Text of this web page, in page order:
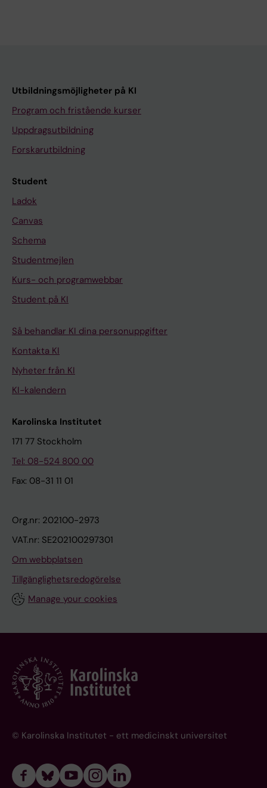
Utbildningsmöjligheter på KI
Program och fristående kurser
Uppdragsutbildning
Forskarutbildning
Student
Ladok
Canvas
Schema
Studentmejlen
Kurs- och programwebbar
Student på KI
Så behandlar KI dina personuppgifter
Kontakta KI
Nyheter från KI
KI-kalendern
Karolinska Institutet
171 77 Stockholm
Tel: 08-524 800 00
Fax: 08-31 11 01
Org.nr: 202100-2973
VAT.nr: SE202100297301
Om webbplatsen
Tillgänglighetsredogörelse
Manage your cookies
© Karolinska Institutet - ett medicinskt universitet